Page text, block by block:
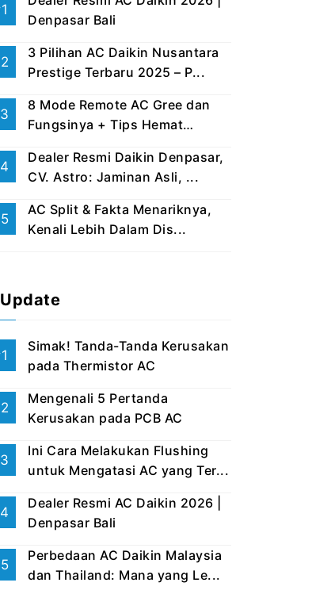
Denpasar Bali
3 Pilihan AC Daikin Nusantara
Prestige Terbaru 2025 – P...
8 Mode Remote AC Gree dan
Fungsinya + Tips Hemat
Dealer Resmi Daikin Denpasar,
CV. Astro: Jaminan Asli, ...
AC Split & Fakta Menariknya,
Kenali Lebih Dalam Dis...
Update
Simak! Tanda-Tanda Kerusakan
pada Thermistor AC
Mengenali 5 Pertanda
Kerusakan pada PCB AC
Ini Cara Melakukan Flushing
untuk Mengatasi AC yang Ter...
Dealer Resmi AC Daikin 2026 |
Denpasar Bali
Perbedaan AC Daikin Malaysia
dan Thailand: Mana yang Le...